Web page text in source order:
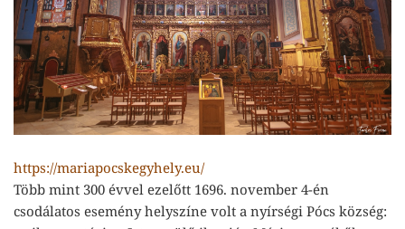
https://mariapocskegyhely.eu/
Több mint 300 évvel ezelőtt 1696. november 4-én
csodálatos esemény helyszíne volt a nyírségi Pócs község: